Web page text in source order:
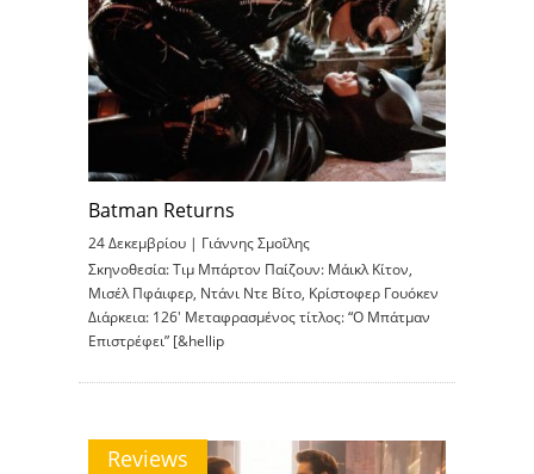
Batman Returns
24 Δεκεμβρίου | Γιάννης Σμοΐλης
Σκηνοθεσία: Τιμ Μπάρτον Παίζουν: Μάικλ Κίτον,
Μισέλ Πφάιφερ, Ντάνι Ντε Βίτο, Κρίστοφερ Γουόκεν
Διάρκεια: 126′ Μεταφρασμένος τίτλος: “Ο Μπάτμαν
Επιστρέφει” [&hellip
Reviews